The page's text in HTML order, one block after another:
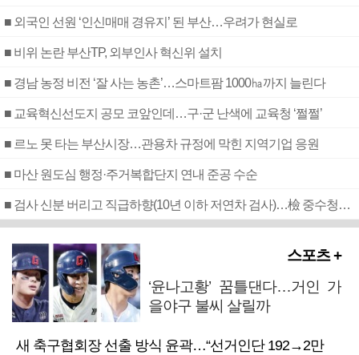
■ 외국인 선원 ‘인신매매 경유지’ 된 부산…우려가 현실로
■ 비위 논란 부산TP, 외부인사 혁신위 설치
■ 경남 농정 비전 ‘잘 사는 농촌’…스마트팜 1000㏊까지 늘린다
■ 교육혁신선도지 공모 코앞인데…구·군 난색에 교육청 ‘쩔쩔’
■ 르노 못 타는 부산시장…관용차 규정에 막힌 지역기업 응원
■ 마산 원도심 행정·주거복합단지 연내 준공 수순
■ 검사 신분 버리고 직급하향(10년 이하 저연차 검사)…檢 중수청행 기피
스포츠 +
‘윤나고황’ 꿈틀댄다…거인 가
을야구 불씨 살릴까
새 축구협회장 선출 방식 윤곽…“선거인단 192→2만